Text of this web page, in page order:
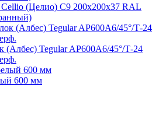
(Целио) C9 200x200x37 RAL
(Албес) Tegular AP600A6/45°/Т-24
600 мм